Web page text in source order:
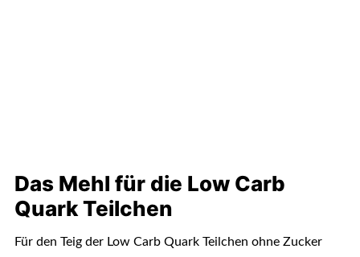
Das Mehl für die Low Carb
Quark Teilchen
Für den Teig der Low Carb Quark Teilchen ohne Zucker